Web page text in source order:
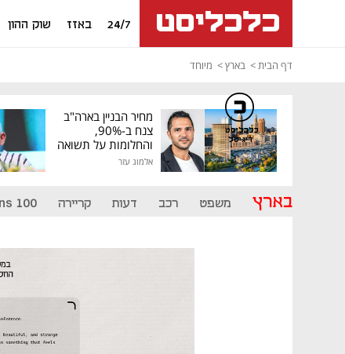
24/7 באזז שוק ההון
דף הבית בארץ מיוחד
מחיר הבניין בארה"ב
צנח ב-90%,
והחלומות על תשואה
גבוהה התנפצו
אלמוג עזר
בארץ משפט רכב דעות קריירה 100
כלכליסט
דיגיטל